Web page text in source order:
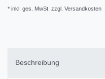
* inkl. ges. MwSt. zzgl. Versandkosten
Beschreibung